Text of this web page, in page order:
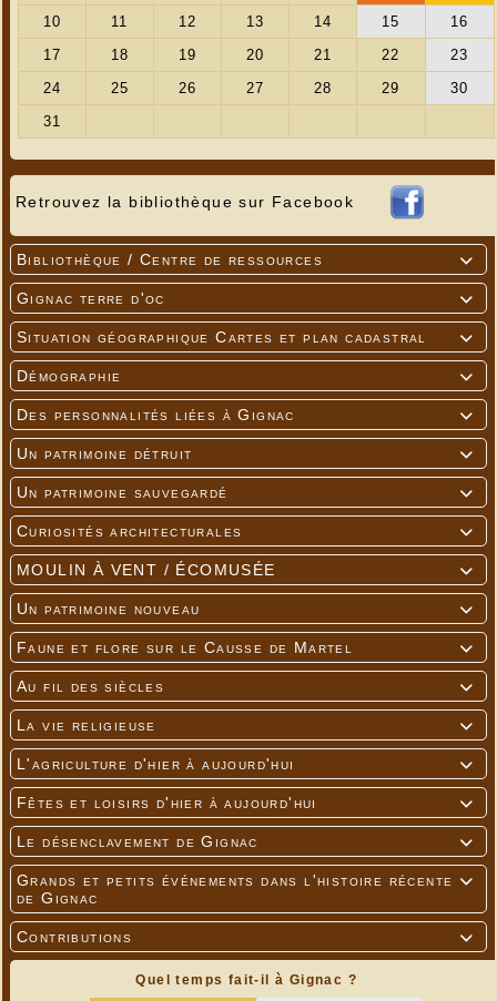
Retrouvez la bibliothèque sur Facebook

Bibliothèque / Centre de ressources

Gignac terre d'oc

Situation géographique Cartes et plan cadastral

Démographie

Des personnalités liées à Gignac

Un patrimoine détruit

Un patrimoine sauvegardé

Curiosités architecturales

MOULIN À VENT / ÉCOMUSÉE

Un patrimoine nouveau

Faune et flore sur le Causse de Martel

Au fil des siècles

La vie religieuse

L'agriculture d'hier à aujourd'hui

Fêtes et loisirs d'hier à aujourd'hui

Le désenclavement de Gignac

Grands et petits événements dans l'histoire récente
de Gignac

Contributions
Quel temps fait-il à Gignac ?